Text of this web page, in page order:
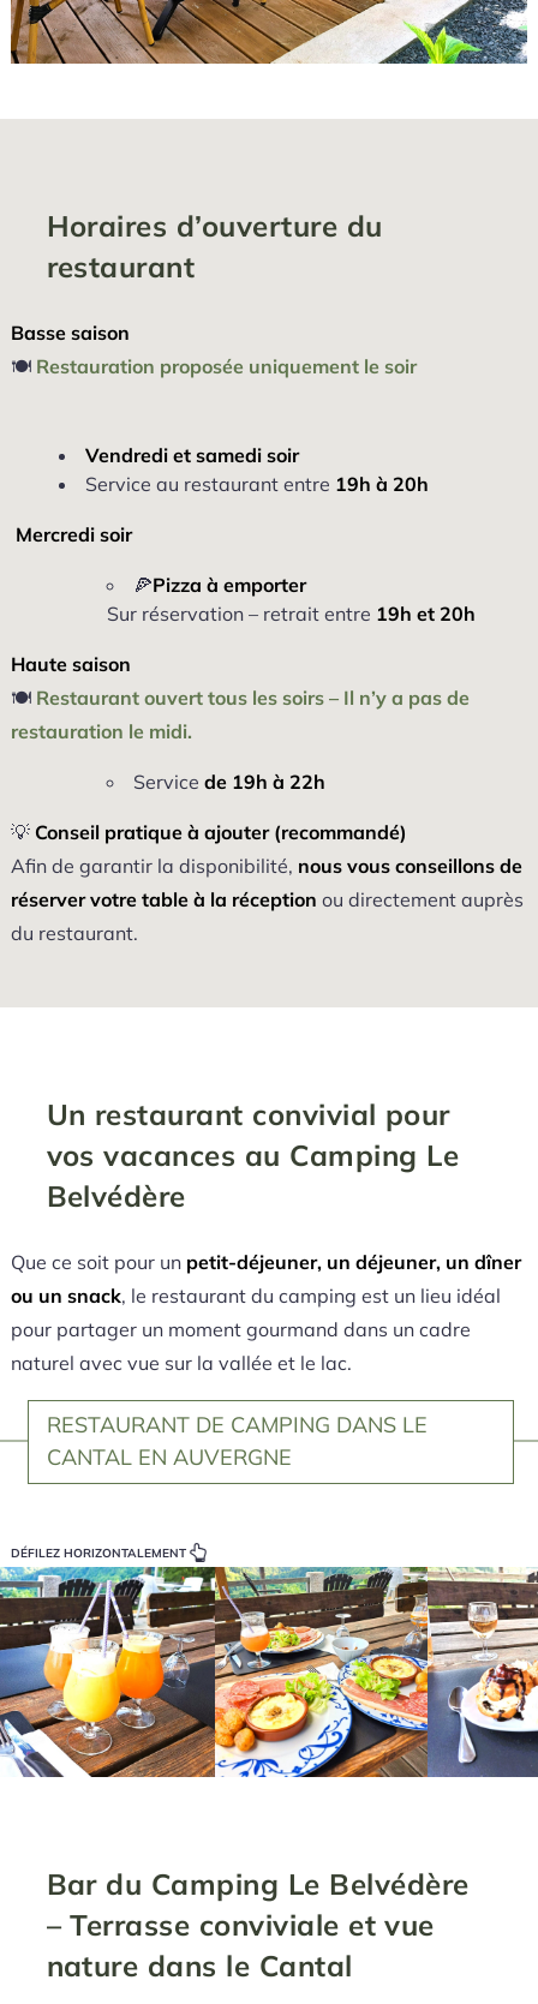
Horaires d’ouverture du
restaurant
Basse saison
🍽️ Restauration proposée uniquement le soir
Vendredi et samedi soir
Service au restaurant entre 19h à 20h
Mercredi soir
🍕Pizza à emporter
Sur réservation – retrait entre 19h et 20h
Haute saison
🍽️ Restaurant ouvert tous les soirs – Il n’y a pas de
restauration le midi.
Service de 19h à 22h
💡 Conseil pratique à ajouter (recommandé)
Afin de garantir la disponibilité, nous vous conseillons de
réserver votre table à la réception ou directement auprès
du restaurant.
Un restaurant convivial pour
vos vacances au Camping Le
Belvédère
Que ce soit pour un petit-déjeuner, un déjeuner, un dîner
ou un snack, le restaurant du camping est un lieu idéal
pour partager un moment gourmand dans un cadre
naturel avec vue sur la vallée et le lac.
RESTAURANT DE CAMPING DANS LE
CANTAL EN AUVERGNE
DÉFILEZ HORIZONTALEMENT
Bar du Camping Le Belvédère
– Terrasse conviviale et vue
nature dans le Cantal